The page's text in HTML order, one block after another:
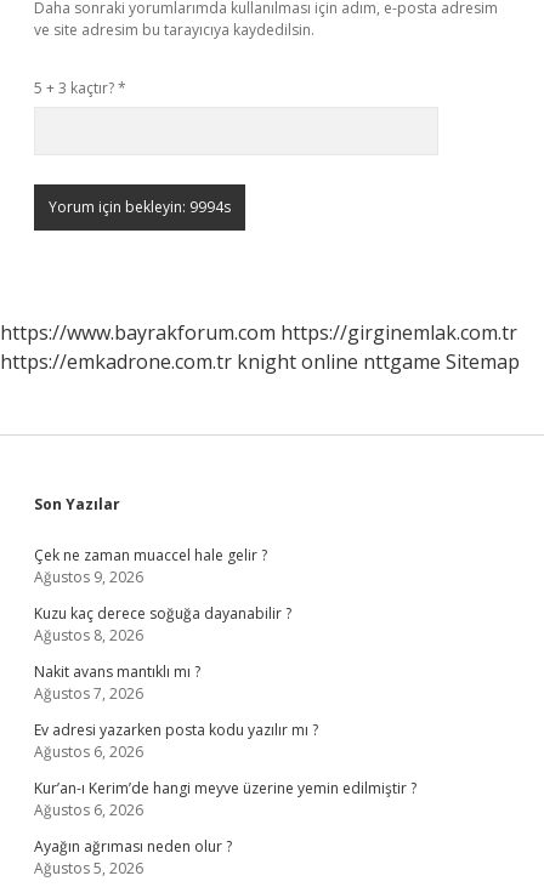
Daha sonraki yorumlarımda kullanılması için adım, e-posta adresim
ve site adresim bu tarayıcıya kaydedilsin.
5 + 3 kaçtır?*
https://www.bayrakforum.com https://girginemlak.com.tr
https://emkadrone.com.tr knight online nttgame Sitemap
Sidebar
Son Yazılar
Çek ne zaman muaccel hale gelir ?
Ağustos 9, 2026
Kuzu kaç derece soğuğa dayanabilir ?
Ağustos 8, 2026
Nakit avans mantıklı mı ?
Ağustos 7, 2026
Ev adresi yazarken posta kodu yazılır mı ?
Ağustos 6, 2026
Kur’an-ı Kerim’de hangi meyve üzerine yemin edilmiştir ?
Ağustos 6, 2026
Ayağın ağrıması neden olur ?
Ağustos 5, 2026